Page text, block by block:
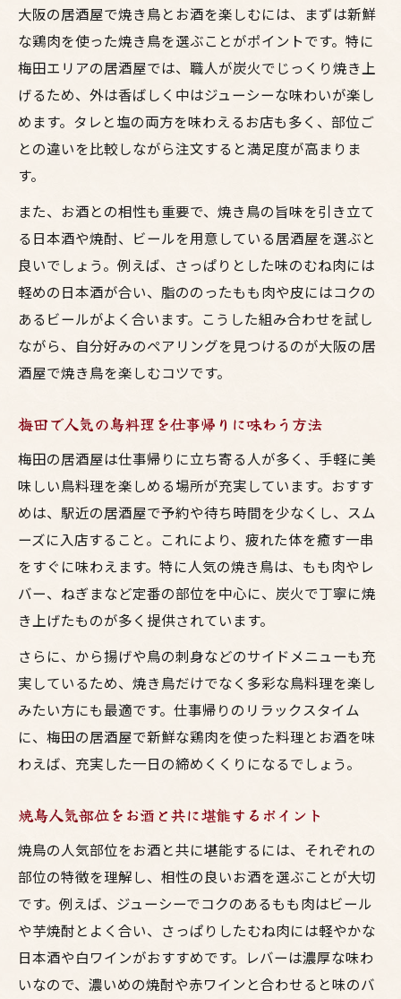
大阪の居酒屋で焼き鳥とお酒を楽しむには、まずは新鮮
な鶏肉を使った焼き鳥を選ぶことがポイントです。特に
梅田エリアの居酒屋では、職人が炭火でじっくり焼き上
げるため、外は香ばしく中はジューシーな味わいが楽し
めます。タレと塩の両方を味わえるお店も多く、部位ご
との違いを比較しながら注文すると満足度が高まりま
す。
また、お酒との相性も重要で、焼き鳥の旨味を引き立て
る日本酒や焼酎、ビールを用意している居酒屋を選ぶと
良いでしょう。例えば、さっぱりとした味のむね肉には
軽めの日本酒が合い、脂ののったもも肉や皮にはコクの
あるビールがよく合います。こうした組み合わせを試し
ながら、自分好みのペアリングを見つけるのが大阪の居
酒屋で焼き鳥を楽しむコツです。
梅田で人気の鳥料理を仕事帰りに味わう方法
梅田の居酒屋は仕事帰りに立ち寄る人が多く、手軽に美
味しい鳥料理を楽しめる場所が充実しています。おすす
めは、駅近の居酒屋で予約や待ち時間を少なくし、スム
ーズに入店すること。これにより、疲れた体を癒す一串
をすぐに味わえます。特に人気の焼き鳥は、もも肉やレ
バー、ねぎまなど定番の部位を中心に、炭火で丁寧に焼
き上げたものが多く提供されています。
さらに、から揚げや鳥の刺身などのサイドメニューも充
実しているため、焼き鳥だけでなく多彩な鳥料理を楽し
みたい方にも最適です。仕事帰りのリラックスタイム
に、梅田の居酒屋で新鮮な鶏肉を使った料理とお酒を味
わえば、充実した一日の締めくくりになるでしょう。
焼鳥人気部位をお酒と共に堪能するポイント
焼鳥の人気部位をお酒と共に堪能するには、それぞれの
部位の特徴を理解し、相性の良いお酒を選ぶことが大切
です。例えば、ジューシーでコクのあるもも肉はビール
や芋焼酎とよく合い、さっぱりしたむね肉には軽やかな
日本酒や白ワインがおすすめです。レバーは濃厚な味わ
いなので、濃いめの焼酎や赤ワインと合わせると味のバ